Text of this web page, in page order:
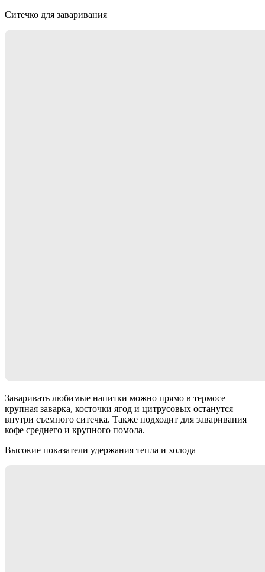
Ситечко для заваривания
Заваривать любимые напитки можно прямо в термосе —
крупная заварка, косточки ягод и цитрусовых останутся
внутри съемного ситечка. Также подходит для заваривания
кофе среднего и крупного помола.
Высокие показатели удержания тепла и холода